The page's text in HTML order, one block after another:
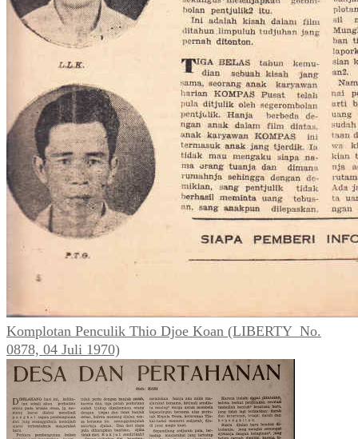
Komplotan Penculik Thio Djoe Koan (LIBERTY_No.
0878, 04 Juli 1970)